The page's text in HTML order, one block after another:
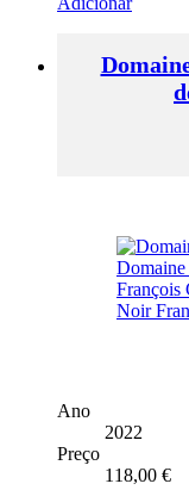
Ano
2022
Preço
118,00 €